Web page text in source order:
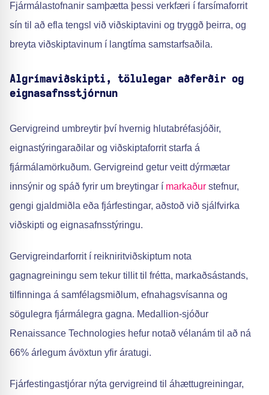
Fjármálastofnanir samþætta þessi verkfæri í farsímaforrit
sín til að efla tengsl við viðskiptavini og tryggð þeirra, og
breyta viðskiptavinum í langtíma samstarfsaðila.
Algrímaviðskipti, tölulegar aðferðir og
eignasafnsstjórnun
Gervigreind umbreytir því hvernig hlutabréfasjóðir,
eignastýringaraðilar og viðskiptaforrit starfa á
fjármálamörkuðum. Gervigreind getur veitt dýrmætar
innsýnir og spáð fyrir um breytingar í markaður stefnur,
gengi gjaldmiðla eða fjárfestingar, aðstoð við sjálfvirka
viðskipti og eignasafnsstýringu.
Gervigreindarforrit í reikniritviðskiptum nota
gagnagreiningu sem tekur tillit til frétta, markaðsástands,
tilfinninga á samfélagsmiðlum, efnahagsvísanna og
sögulegra fjármálegra gagna. Medallion-sjóður
Renaissance Technologies hefur notað vélanám til að ná
66% árlegum ávöxtun yfir áratugi.
Fjárfestingastjórar nýta gervigreind til áhættugreiningar,